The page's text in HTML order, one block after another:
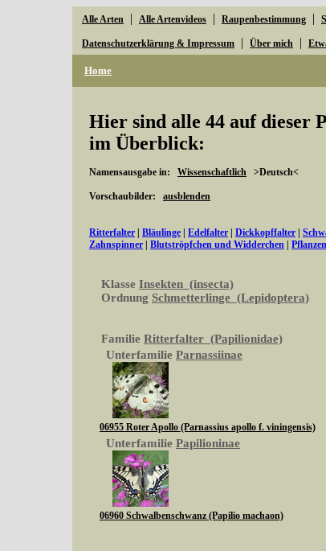
Alle Arten | Alle Artenvideos | Raupenbestimmung |
Datenschutzerklärung & Impressum | Über mich |
Home
Hier sind alle 44 auf dieser
im Überblick:
Namensausgabe in: Wissenschaftlich >Deutsch<
Vorschaubilder: ausblenden
Ritterfalter Bläulinge Edelfalter Dickkopffalter
Zahnspinner
Blutströpfchen und Widderchen
Klasse Insekten (insecta)
Ordnung Schmetterlinge (Lepidoptera)
Familie Ritterfalter (Papilionidae)
Unterfamilie Parnassiinae
06955 Roter Apollo (Parnassius apollo f. viningensis)
Unterfamilie Papilioninae
06960 Schwalbenschwanz (Papilio machaon)